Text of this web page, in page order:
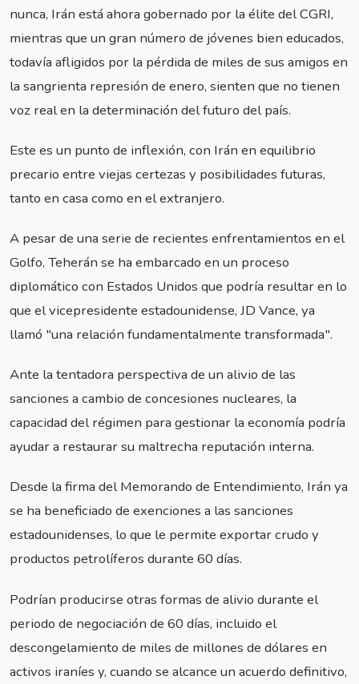
nunca, Irán está ahora gobernado por la élite del CGRI,
mientras que un gran número de jóvenes bien educados,
todavía afligidos por la pérdida de miles de sus amigos en
la sangrienta represión de enero, sienten que no tienen
voz real en la determinación del futuro del país.
Este es un punto de inflexión, con Irán en equilibrio
precario entre viejas certezas y posibilidades futuras,
tanto en casa como en el extranjero.
A pesar de una serie de recientes enfrentamientos en el
Golfo, Teherán se ha embarcado en un proceso
diplomático con Estados Unidos que podría resultar en lo
que el vicepresidente estadounidense, JD Vance, ya
llamó "una relación fundamentalmente transformada".
Ante la tentadora perspectiva de un alivio de las
sanciones a cambio de concesiones nucleares, la
capacidad del régimen para gestionar la economía podría
ayudar a restaurar su maltrecha reputación interna.
Desde la firma del Memorando de Entendimiento, Irán ya
se ha beneficiado de exenciones a las sanciones
estadounidenses, lo que le permite exportar crudo y
productos petrolíferos durante 60 días.
Podrían producirse otras formas de alivio durante el
periodo de negociación de 60 días, incluido el
descongelamiento de miles de millones de dólares en
activos iraníes y, cuando se alcance un acuerdo definitivo,